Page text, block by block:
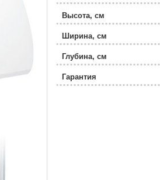
Высота, см
Ширина, см
Глубина, см
Гарантия